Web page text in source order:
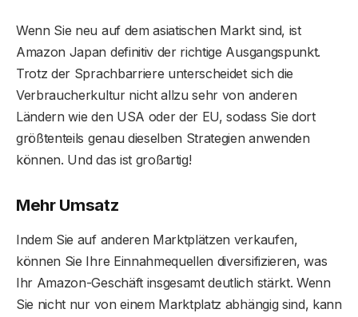
Wenn Sie neu auf dem asiatischen Markt sind, ist
Amazon Japan definitiv der richtige Ausgangspunkt.
Trotz der Sprachbarriere unterscheidet sich die
Verbraucherkultur nicht allzu sehr von anderen
Ländern wie den USA oder der EU, sodass Sie dort
größtenteils genau dieselben Strategien anwenden
können. Und das ist großartig!
Mehr Umsatz
Indem Sie auf anderen Marktplätzen verkaufen,
können Sie Ihre Einnahmequellen diversifizieren, was
Ihr Amazon-Geschäft insgesamt deutlich stärkt. Wenn
Sie nicht nur von einem Marktplatz abhängig sind, kann